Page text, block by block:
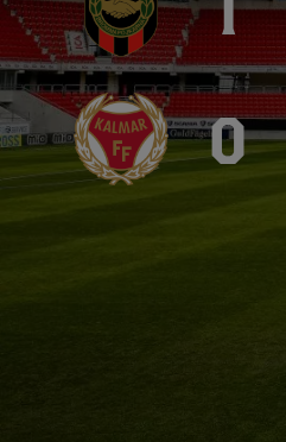
App – Användarvillkor
RUP-projektet
0